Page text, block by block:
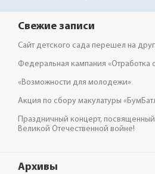
Свежие записи
Сайт детского сада перешел на
Федеральная кампания «Отработка
«Возможности для молодежи»
Акция по сбору макулатуры
Праздничный концерт,
Великой Отечественной войне!
Архивы